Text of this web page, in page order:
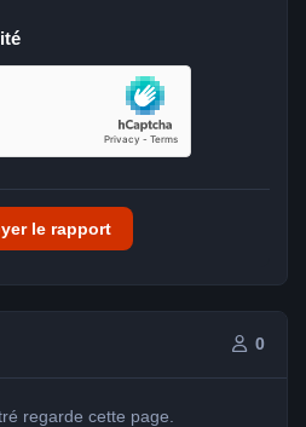
le rapport
0
regarde cette page.